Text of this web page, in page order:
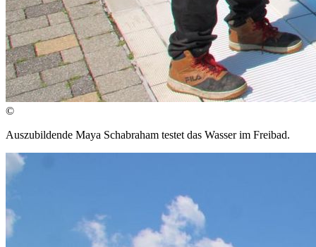
©
Auszubildende Maya Schabraham testet das Wasser im Freibad.